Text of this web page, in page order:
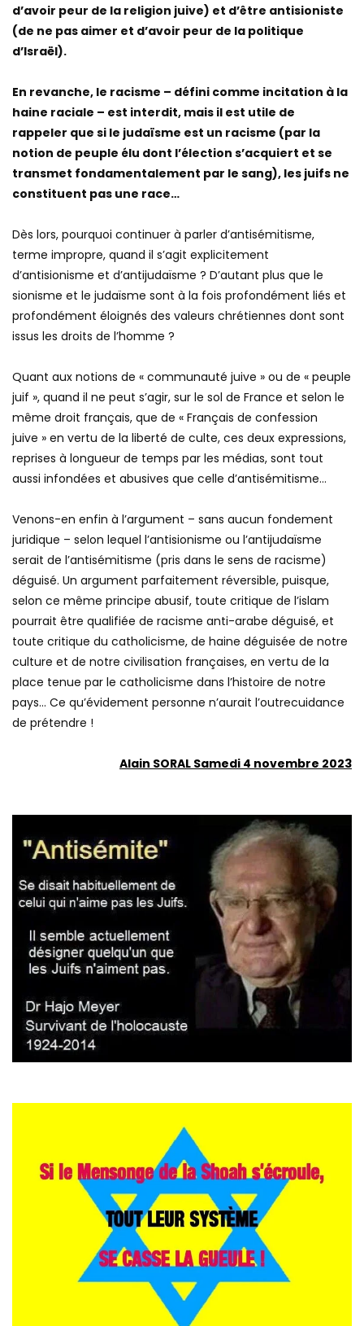
d’avoir peur de la religion juive) et d’être antisioniste
(de ne pas aimer et d’avoir peur de la politique
d’Israël).
En revanche, le racisme – défini comme incitation à la
haine raciale – est interdit, mais il est utile de
rappeler que si le judaïsme est un racisme (par la
notion de peuple élu dont l’élection s’acquiert et se
transmet fondamentalement par le sang), les juifs ne
constituent pas une race…
Dès lors, pourquoi continuer à parler d’antisémitisme,
terme impropre, quand il s’agit explicitement
d’antisionisme et d’antijudaïsme ? D’autant plus que le
sionisme et le judaïsme sont à la fois profondément liés et
profondément éloignés des valeurs chrétiennes dont sont
issus les droits de l’homme ?
Quant aux notions de « communauté juive » ou de « peuple
juif », quand il ne peut s’agir, sur le sol de France et selon le
même droit français, que de « Français de confession
juive » en vertu de la liberté de culte, ces deux expressions,
reprises à longueur de temps par les médias, sont tout
aussi infondées et abusives que celle d’antisémitisme…
Venons-en enfin à l’argument – sans aucun fondement
juridique – selon lequel l’antisionisme ou l’antijudaïsme
serait de l’antisémitisme (pris dans le sens de racisme)
déguisé. Un argument parfaitement réversible, puisque,
selon ce même principe abusif, toute critique de l’islam
pourrait être qualifiée de racisme anti-arabe déguisé, et
toute critique du catholicisme, de haine déguisée de notre
culture et de notre civilisation françaises, en vertu de la
place tenue par le catholicisme dans l’histoire de notre
pays… Ce qu’évidement personne n’aurait l’outrecuidance
de prétendre !
Alain SORAL Samedi 4 novembre 2023